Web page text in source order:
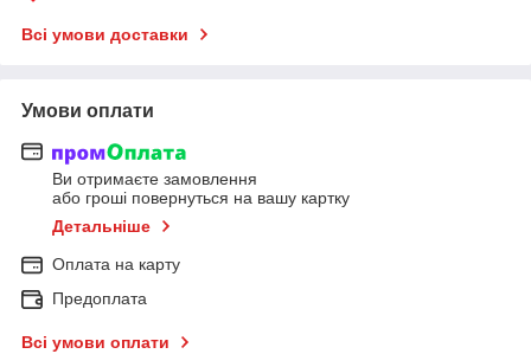
Всі умови доставки
Умови оплати
Ви отримаєте замовлення
або гроші повернуться на вашу картку
Детальніше
Оплата на карту
Предоплата
Всі умови оплати